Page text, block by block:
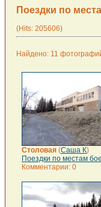
Поездки по
(Hits: 205606)
Найдено: 11
Столовая (Саша К)
Поездки по местам
Комментарии: 0